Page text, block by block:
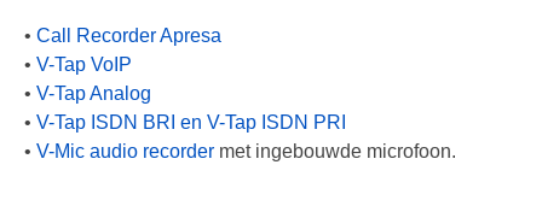
Offerte aanvragen
Supportformulier
Over ons
• Call Recorder Apresa
• V-Tap VoIP
• V-Tap Analog
• V-Tap ISDN BRI en V-Tap ISDN PRI
• V-Mic audio recorder met ingebouwde microfoon.